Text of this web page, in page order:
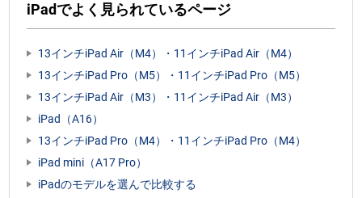
iPadでよく見られているページ
13インチiPad Air（M4）・11インチiPad Air（M4）
13インチiPad Pro（M5）・11インチiPad Pro（M5）
13インチiPad Air（M3）・11インチiPad Air（M3）
iPad（A16）
13インチiPad Pro（M4）・11インチiPad Pro（M4）
iPad mini（A17 Pro）
iPadのモデルを選んで比較する